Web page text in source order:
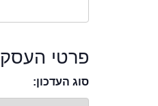
פרטי העסק
סוג העדכון: